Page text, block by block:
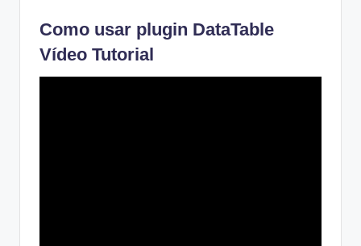
Como usar plugin DataTable
Vídeo Tutorial